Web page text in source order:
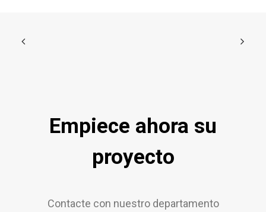
Empiece ahora su
proyecto
Contacte con nuestro departamento